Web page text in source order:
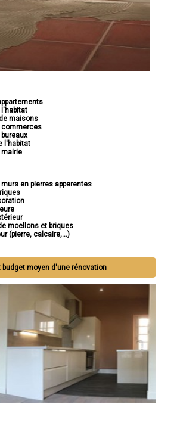
l'habitat
maisons
commerces
l'habitat
mairie
en pierres apparentes
moellons et briques
(pierre, calcaire,...)
budget moyen d'une rénovation